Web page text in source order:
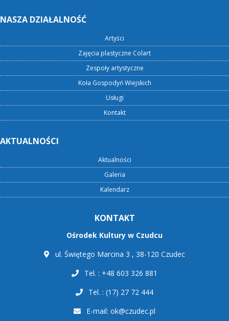
NASZA DZIAŁALNOŚĆ
Artyści
Zajęcia plastyczne Colart
Zespoły artystyczne
Koła Gospodyń Wiejskich
Usługi
Kontakt
AKTUALNOŚCI
Aktualności
Galeria
Kalendarz
KONTAKT
Ośrodek Kultury w Czudcu
ul. Świętego Marcina 3 , 38-120 Czudec
Tel. : +48 603 326 881
Tel. : (17) 27 72 444
E-mail: ok@czudec.pl